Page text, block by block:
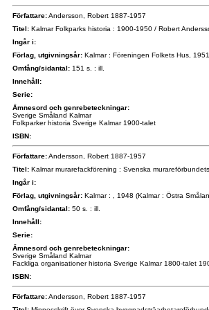
Författare:Andersson, Robert 1887-1957
Titel: Kalmar Folkparks historia : 1900-1950 / Robert
Ingår i:
Förlag, utgivningsår: Kalmar : Föreningen Folkets Hus, 1951
Omfång/sidantal: 151 s. : ill.
Innehåll:
Serie:
Ämnesord och genrebeteckningar:
Sverige Småland Kalmar
Folkparker historia Sverige Kalmar 1900-talet
ISBN:
Författare:Andersson, Robert 1887-1957
Titel: Kalmar murarefackförening : Svenska
Ingår i:
Förlag, utgivningsår: Kalmar : , 1948 (Kalmar : Östra
Omfång/sidantal: 50 s. : ill.
Innehåll:
Serie:
Ämnesord och genrebeteckningar:
Sverige Småland Kalmar
Fackliga organisationer historia Sverige Kalmar 1800-talet
ISBN:
Författare:Andersson, Robert 1887-1957